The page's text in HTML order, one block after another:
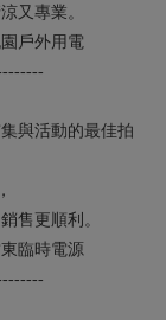
又專業。
戶外用電
與活動的最佳拍
售更順利。
臨時電源